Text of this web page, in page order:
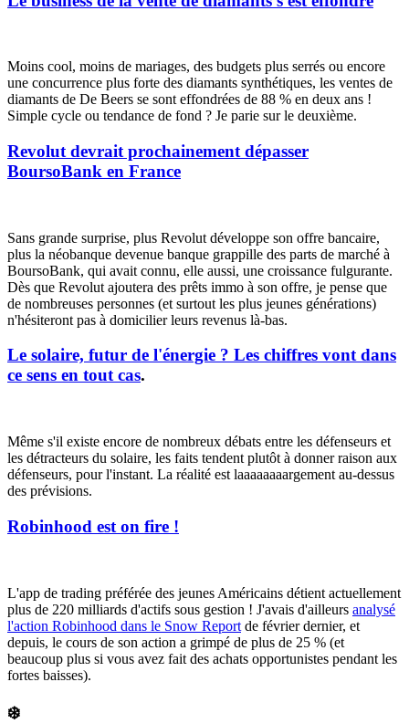
Moins cool, moins de mariages, des budgets plus serrés ou encore
une concurrence plus forte des diamants synthétiques, les ventes de
diamants de De Beers se sont effondrées de 88 % en deux ans !
Simple cycle ou tendance de fond ? Je parie sur le deuxième.
Revolut devrait prochainement dépasser
BoursoBank en France
Sans grande surprise, plus Revolut développe son offre bancaire,
plus la néobanque devenue banque grappille des parts de marché à
BoursoBank, qui avait connu, elle aussi, une croissance fulgurante.
Dès que Revolut ajoutera des prêts immo à son offre, je pense que
de nombreuses personnes (et surtout les plus jeunes générations)
n'hésiteront pas à domicilier leurs revenus là-bas.
Le solaire, futur de l'énergie ? Les chiffres vont dans
ce sens en tout cas.
Même s'il existe encore de nombreux débats entre les défenseurs et
les détracteurs du solaire, les faits tendent plutôt à donner raison aux
défenseurs, pour l'instant. La réalité est laaaaaaaargement au-dessus
des prévisions.
Robinhood est on fire !
L'app de trading préférée des jeunes Américains détient actuellement
plus de 220 milliards d'actifs sous gestion ! J'avais d'ailleurs analysé
l'action Robinhood dans le Snow Report de février dernier, et
depuis, le cours de son action a grimpé de plus de 25 % (et
beaucoup plus si vous avez fait des achats opportunistes pendant les
fortes baisses).
❄️